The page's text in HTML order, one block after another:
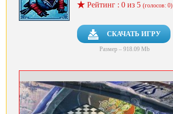
Рейтинг : 0 из 5 (голосов: 0)
СКАЧАТЬ ИГРУ
Размер – 918.09 Mb